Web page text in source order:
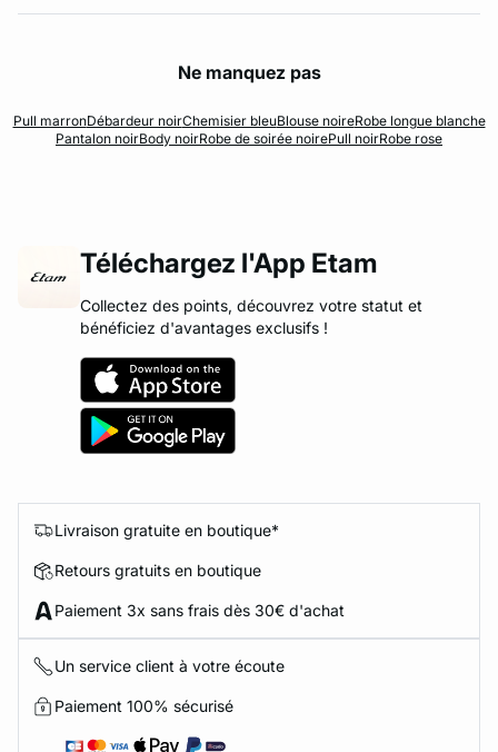
Ne manquez pas
Pull marronDébardeur noirChemisier bleuBlouse noireRobe longue blanche
Pantalon noirBody noirRobe de soirée noirePull noirRobe rose
Téléchargez l'App Etam
Collectez des points, découvrez votre statut et
bénéficiez d'avantages exclusifs !
Livraison gratuite en boutique*
Retours gratuits en boutique
Paiement 3x sans frais dès 30€ d'achat
Un service client à votre écoute
Paiement 100% sécurisé